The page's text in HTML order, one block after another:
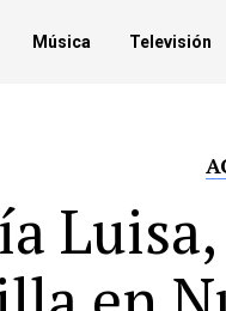
Música Televisión